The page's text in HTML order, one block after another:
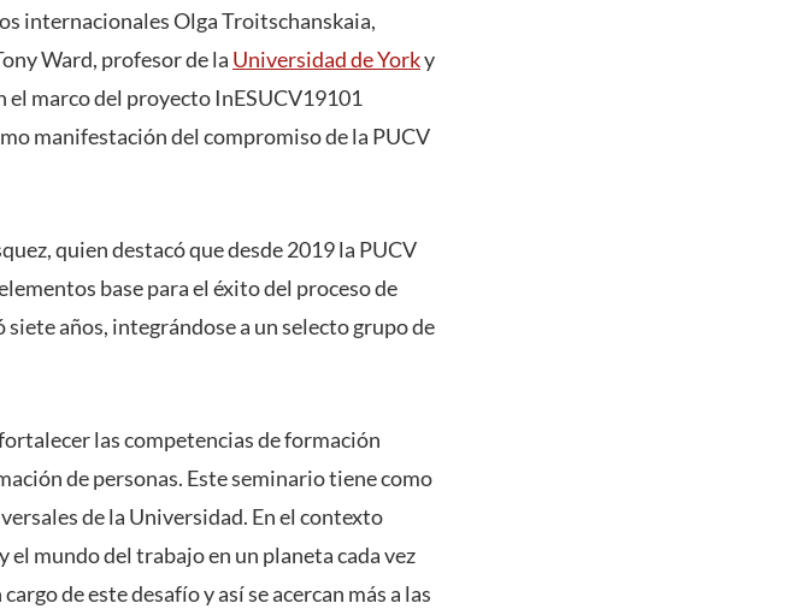
internacionales Olga Troitschanskaia,
Ward, profesor de la Universidad de Yorky
el marco del proyecto InESUCV19101
manifestación del compromiso de la PUCV
quien destacó que desde 2019 la PUCV
base para el éxito del proceso de
años, integrándose a un selecto grupo de
las competencias de formación
de personas. Este seminario tiene como
de la Universidad. En el contexto
mundo del trabajo en un planeta cada vez
de este desafío y así se acercan más a las